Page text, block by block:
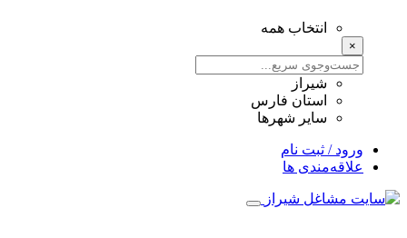
انتخاب همه
×
شیراز
استان فارس
سایر شهرها
ورود / ثبت نام
علاقه‌مندی ها